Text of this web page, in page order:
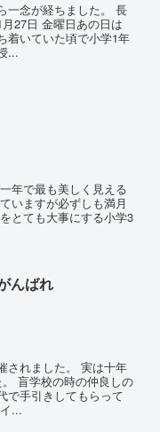
一念が経ちました。 長
27日 金曜日あの日は
着いていた頃で小学1年
...
年で最も美しく見える
いますが必ずしも満月
とても大事にする小学3
んばれ
されました。 実は十年
盲学校の時の仲良しの
で手引きしてもらって
...